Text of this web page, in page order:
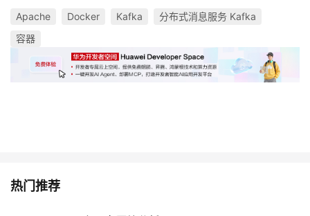
Apache Docker Kafka
分布式消息服务 Kafka
容器
热门推荐